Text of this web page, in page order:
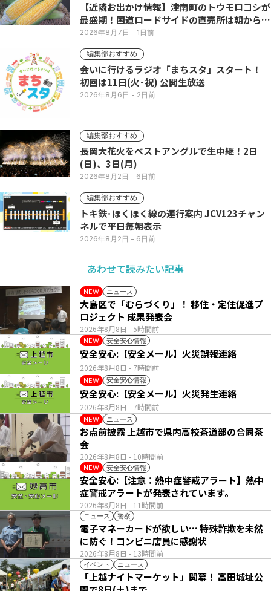
【近隣お出かけ情報】津南町のトウモロコシが
最盛期！国道ロードサイドの直売所は朝から長
い列
2026年8月7日 - 1日前
編集部おすすめ
会いに行けるラジオ「まちスタ」スタート！
初回は11日(火･祝) 公開生放送
2026年8月6日 - 2日前
編集部おすすめ
長岡大花火をベストアングルで生中継！2日
(日)、3日(月)
2026年8月2日 - 6日前
編集部おすすめ
トキ鉄･ほくほく線の運行案内 JCV123チャン
ネルで平日毎朝表示
2026年8月2日 - 6日前
あわせて読みたい記事
NEW ニュース
2026年8月8日 - 5時間前
大島区で「むらづくり」！ 移住・定住促進プ
ロジェクト 成果発表会
NEW 安全安心情報
2026年8月8日 - 7時間前
安全安心:【安全メール】火災誤報連絡
NEW 安全安心情報
2026年8月8日 - 7時間前
安全安心:【安全メール】火災発生連絡
NEW ニュース
2026年8月8日 - 10時間前
お点前披露 上越市で県内高校茶道部の合同茶
会
NEW 安全安心情報
2026年8月8日 - 11時間前
安全安心:【注意：熱中症警戒アラート】熱中
症警戒アラートが発表されています。
ニュース 警察
2026年8月8日 - 13時間前
電子マネーカードが欲しい… 特殊詐欺を未然
に防ぐ！コンビニ店員に感謝状
イベント ニュース
「上越ナイトマーケット」開幕！ 高田城址公